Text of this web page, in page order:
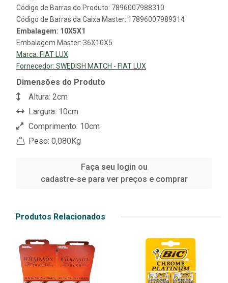
Código de Barras do Produto: 7896007988310
Código de Barras da Caixa Master: 17896007989314
Embalagem: 10X5X1
Embalagem Master: 36X10X5
Marca: FIAT LUX
Fornecedor: SWEDISH MATCH - FIAT LUX
Dimensões do Produto
Altura: 2cm
Largura: 10cm
Comprimento: 10cm
Peso: 0,080Kg
Faça seu login ou
cadastre-se para ver preços e comprar
Produtos Relacionados